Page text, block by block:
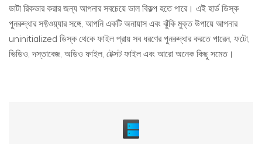
ডাটা রিকভার করার জন্য আপনার সবচেয়ে ভাল বিকল্প হতে পারে। এই হার্ড ডিস্ক
পুনরুদ্ধার সফ্টওয়্যার সঙ্গে, আপনি একটি অনায়াস এবং ঝুঁকি মুক্ত উপায়ে আপনার
uninitialized ডিস্ক থেকে ফাইল প্রায় সব ধরণের পুনরুদ্ধার করতে পারেন, ফটো,
ভিডিও, দস্তাবেজ, অডিও ফাইল, টেক্সট ফাইল এবং আরো অনেক কিছু সমেত।